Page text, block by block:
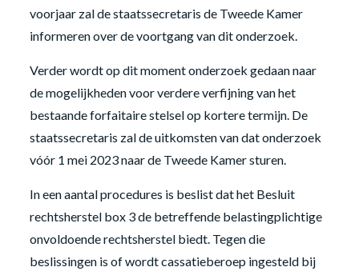
voorjaar zal de staatssecretaris de Tweede Kamer
informeren over de voortgang van dit onderzoek.
Verder wordt op dit moment onderzoek gedaan naar
de mogelijkheden voor verdere verfijning van het
bestaande forfaitaire stelsel op kortere termijn. De
staatssecretaris zal de uitkomsten van dat onderzoek
vóór 1 mei 2023 naar de Tweede Kamer sturen.
In een aantal procedures is beslist dat het Besluit
rechtsherstel box 3 de betreffende belastingplichtige
onvoldoende rechtsherstel biedt. Tegen die
beslissingen is of wordt cassatieberoep ingesteld bij